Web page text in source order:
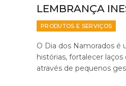
LEMBRANÇA
PRODUTOS E SERVIÇOS
O Dia dos Namorados é
histórias, fortalecer
através de pequenos